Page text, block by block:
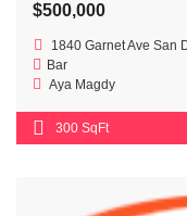
$500,000
1840 Garnet Ave San
Bar
Aya Magdy
300 SqFt